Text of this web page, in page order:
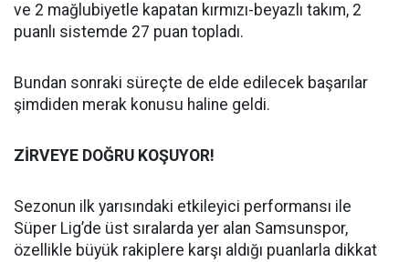
ve 2 mağlubiyetle kapatan kırmızı-beyazlı takım, 2
puanlı sistemde 27 puan topladı.
Bundan sonraki süreçte de elde edilecek başarılar
şimdiden merak konusu haline geldi.
ZİRVEYE DOĞRU KOŞUYOR!
Sezonun ilk yarısındaki etkileyici performansı ile
Süper Lig’de üst sıralarda yer alan Samsunspor,
özellikle büyük rakiplere karşı aldığı puanlarla dikkat